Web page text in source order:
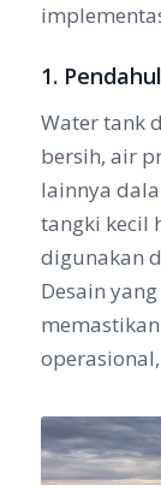
1.
Water tank
bersih, air
lainnya
tangki kecil
digunakan
Desain